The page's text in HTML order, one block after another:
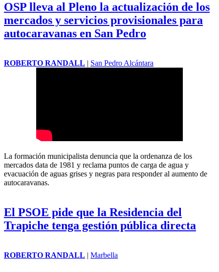
OSP lleva al Pleno la actualización de los
mercados y servicios provisionales para
autocaravanas en San Pedro
ROBERTO RANDALL | San Pedro Alcántara
La formación municipalista denuncia que la ordenanza de los
mercados data de 1981 y reclama puntos de carga de agua y
evacuación de aguas grises y negras para responder al aumento de
autocaravanas.
El PSOE pide que la Residencia del
Trapiche tenga gestión pública directa
ROBERTO RANDALL | Marbella